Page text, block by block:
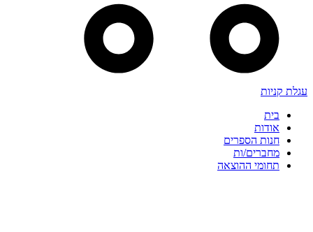
עגלת קניות
בית
אודות
חנות הספרים
מחברים/ות
תחומי ההוצאה